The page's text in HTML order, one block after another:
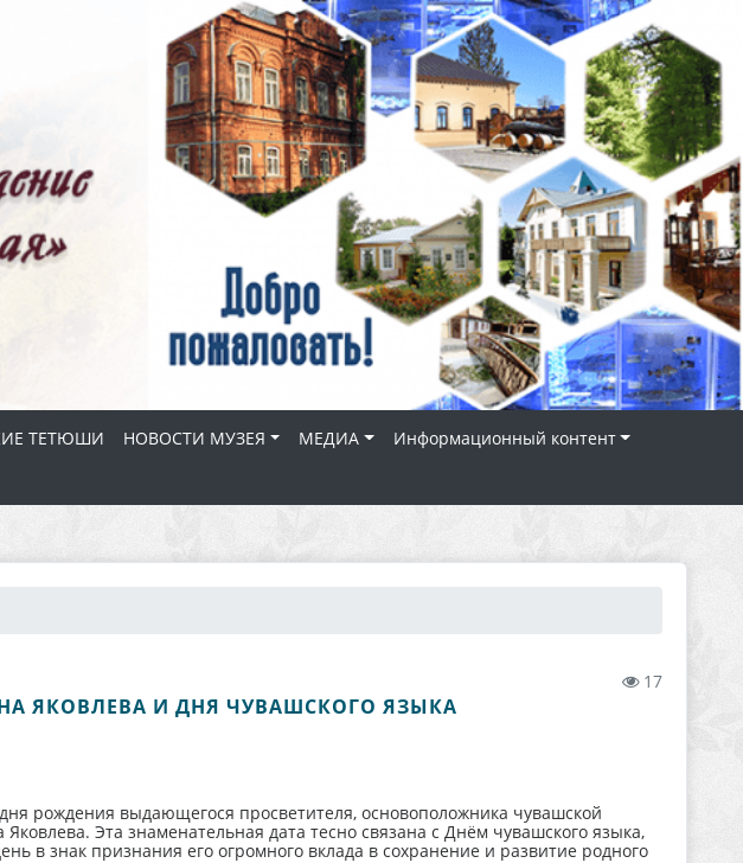
ТЕТЮШИ НОВОСТИ МУЗЕЯ МЕДИА
Информационный контент
17
ЯКОВЛЕВА И ДНЯ ЧУВАШСКОГО ЯЗЫКА
рождения выдающегося просветителя, основоположника чувашской
Эта знаменательная дата тесно связана с Днём чувашского языка,
в знак признания его огромного вклада в сохранение и развитие родного